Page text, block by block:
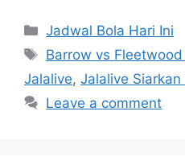
Categories
Jadwal Bola Hari Ini
Tags
Barrow vs
Jalalive, Jalalive
Leave a comment